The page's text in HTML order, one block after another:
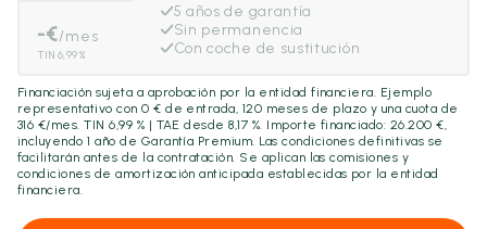
-€/mes
TIN 6,99%
5 años de garantía
Sin permanencia
Con coche de sustitución
Financiación sujeta a aprobación por la entidad financiera. Ejemplo
representativo con0 € de entrada, 120 meses de plazo y una cuota de
316 €/mes. TIN 6,99 % | TAE desde 8,17 %. Importe financiado: 26.200 €,
incluyendo1 año de Garantía Premium. Las condiciones definitivas se
facilitarán antes de la contratación. Se aplican las comisiones y
condiciones de amortización anticipada establecidas por la entidad
financiera.